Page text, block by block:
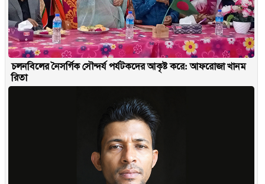
চলনবিলের নৈসর্গিক সৌন্দর্য পর্যটকদের আকৃষ্ট করে: আফরোজা খানম
রিতা